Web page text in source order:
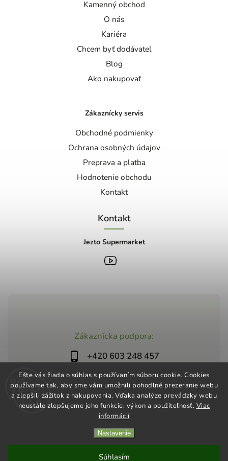
Ešte vás žiada o súhlas s používaním súboru cookie. Cookies
používame tak, aby sme vám umožnili pohodlné prezeranie webu
a zlepšili zážitok z nakupovania. Vďaka analýze prevádzky webu
neustále zlepšujeme jeho funkcie, výkon a použiteľnosť. Viac
informácií
Nastavenie
Súhlasím
Zákaznícka podpora:
+420 603 248 457
info@jeztomarket.cz
Kamenný obchod
O nás
Kariéra
Chcem byť dodávateľ
Blog
Ako nakupovať
Zákaznícky servis
Obchodné podmienky
Ochrana osobných údajov
Preprava a platba
Hodnotenie obchodu
Kontakt
Kontakt
Jezto Supermarket
Shoptet | Design